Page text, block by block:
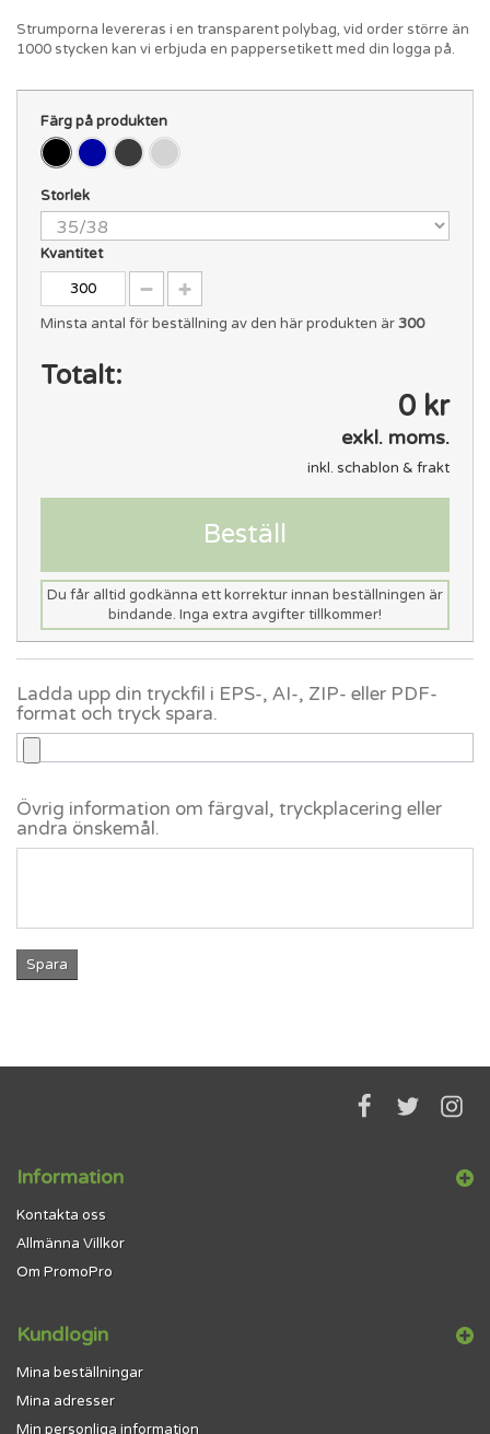
Strumporna levereras i en transparent polybag, vid order större än
1000 stycken kan vi erbjuda en pappersetikett med din logga på.
Färg på produkten
Storlek
Kvantitet
Minsta antal för beställning av den här produkten är300
Totalt:
0 kr
exkl. moms.
inkl. schablon & frakt
Beställ
Du får alltid godkänna ett korrektur innan beställningen är
bindande. Inga extra avgifter tillkommer!
Ladda upp din tryckfil i EPS-, AI-, ZIP- eller PDF-
format och tryck spara.
Övrig information om färgval, tryckplacering eller
andra önskemål.
Spara
Information
Kontakta oss
Allmänna Villkor
Om PromoPro
Kundlogin
Mina beställningar
Mina adresser
Min personliga information